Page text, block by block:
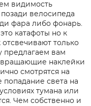
видимость
велосипеда
фара либо фонарь.
катафоты но к
только
предлагаем вам
наклейки
смотрятся на
света на
тумана или
Чем собственно и